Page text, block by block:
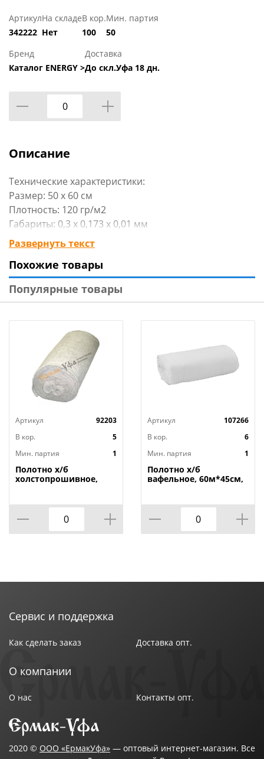
Артикул
342222
На складе
Нет
В кор.
100
Мин. партия
50
Бренд
Каталог ENERGY >
Доставка
До скл.Уфа 18 дн.
Описание
Технические характеристики:
Размер: 50 х 60 см
Плотность: 120 гр/м2
Габариты: 0,3 x 0,173 x 0,01 мм
Вид упаковки: ПВХ пакет с биркой
Материал изделия: вискоза, полиэстер
Бренд: «Рыжий кот»
Страна-изготовитель: Россия
Развернуть текст
Похожие товары
Популярные товары
Артикул
92203
В кор.
5
Мин. партия
1
Полотно х/б
холстопрошивное,
уп. , 100%х/б,
Узбекистан, 1/1
Артикул
107266
В кор.
6
Мин. партия
1
Полотно х/б
вафельное, 60м*45см,
Сервис и поддержка
Как сделать заказ Доставка опт.
О компании
О нас Контакты опт.
2020 © ООО «ЕрмакУфа» — оптовый интернет-магазин. Все